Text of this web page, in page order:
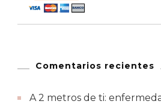
Comentarios recientes
A 2 metros de ti: